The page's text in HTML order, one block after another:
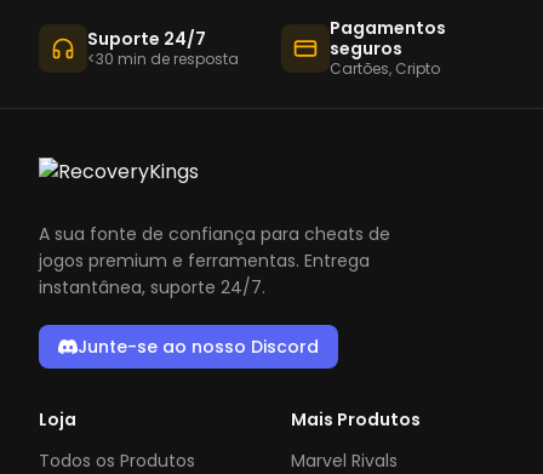
Suporte 24/7
<30 min de resposta
Pagamentos
seguros
Cartões, Cripto
A sua fonte de confiança para cheats de
jogos premium e ferramentas. Entrega
instantânea, suporte 24/7.
Junte-se ao nosso Discord
Loja
Todos os Produtos
Mais Produtos
Marvel Rivals